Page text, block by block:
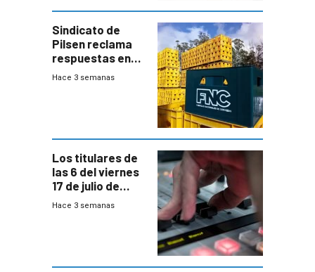
Sindicato de
Pilsen reclama
respuestas en
medio de
Hace 3 semanas
Los titulares de
las 6 del viernes
17 de julio de
2026
Hace 3 semanas